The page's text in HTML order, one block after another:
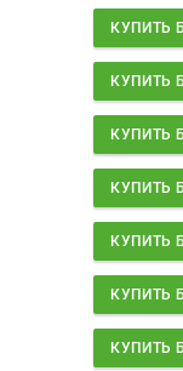
КУПИТЬ
КУПИТЬ
КУПИТЬ
КУПИТЬ
КУПИТЬ
КУПИТЬ
КУПИТЬ